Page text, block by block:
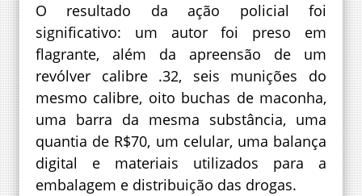
O resultado da ação policial foi
significativo: um autor foi preso em
flagrante, além da apreensão de um
revólver calibre .32, seis munições do
mesmo calibre, oito buchas de maconha,
uma barra da mesma substância, uma
quantia de R$70, um celular, uma balança
digital e materiais utilizados para a
embalagem e distribuição das drogas.